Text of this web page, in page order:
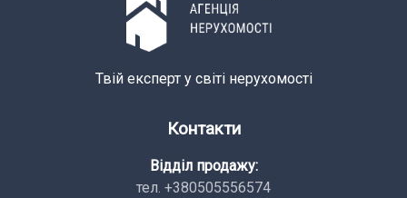
Твій експерт у світі нерухомості
Контакти
Відділ продажу:
тел. +380505556574